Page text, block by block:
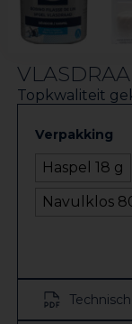
Topkwaliteit
Verpakking
Haspel 18 g
Navulklos